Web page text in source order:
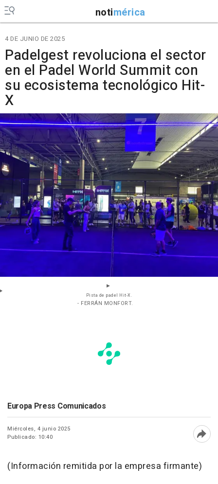
notimérica
4 DE JUNIO DE 2025
Padelgest revoluciona el sector
en el Padel World Summit con
su ecosistema tecnológico Hit-
X
Pista de padel Hit-X.
- FERRÁN MONFORT.
Europa Press Comunicados
Miércoles, 4 junio 2025
Publicado: 10:40
(Información remitida por la empresa firmante)